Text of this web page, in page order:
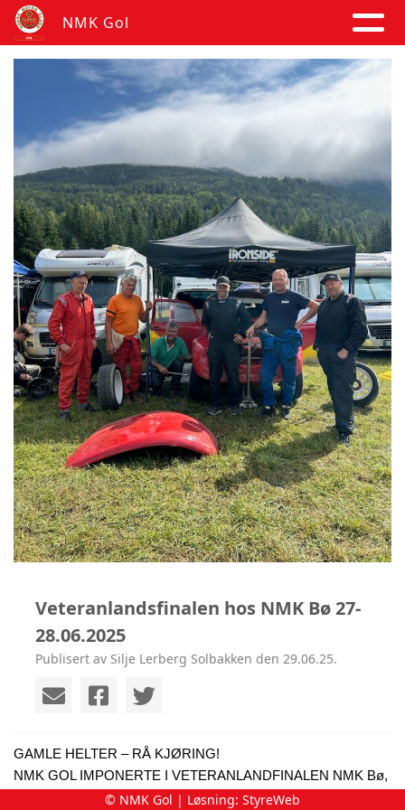
NMK Gol
Veteranlandsfinalen hos NMK Bø 27-
28.06.2025
Publisert av Silje Lerberg Solbakken den 29.06.25.
GAMLE HELTER – RÅ KJØRING!
NMK GOL IMPONERTE I VETERANLANDFINALEN NMK Bø,
27.–29. juni 2025:© NMK Gol | Løsning: StyreWeb